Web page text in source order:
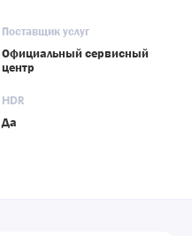
Поставщик услуг
Официальный сервисный
центр
HDR
Да